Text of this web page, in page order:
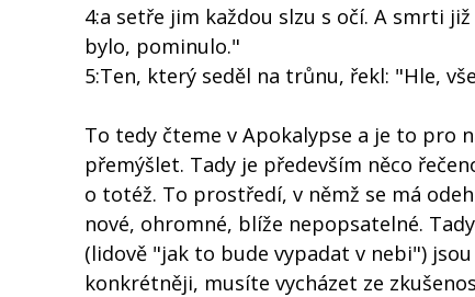
4:a setře jim každou slzu s očí. A smrti
bylo, pominulo."
5:Ten, který seděl na trůnu, řekl: "Hle,
To tedy čteme v Apokalypse a je to pro
přemýšlet. Tady je především něco
o totéž. To prostředí, v němž se má
nové, ohromné, blíže nepopsatelné.
(lidově "jak to bude vypadat v nebi")
konkrétněji, musíte vycházet ze